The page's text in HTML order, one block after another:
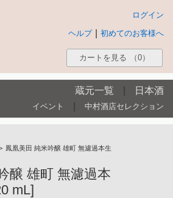
ログイン
初めてのお客様へ
ヘルプ
カートを見る （0）
蔵元一覧 日本酒
イベント 中村酒店セレクション
鳳凰美田 純米吟醸 雄町 無濾過本生
醸 雄町 無濾過本
mL]